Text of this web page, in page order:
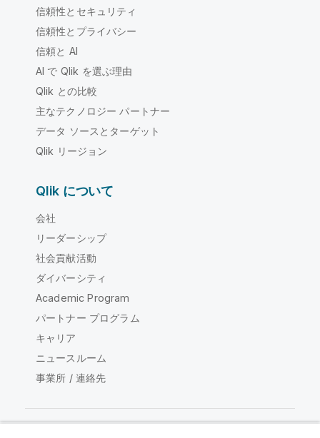
信頼性とセキュリティ
信頼性とプライバシー
信頼と AI
AI で Qlik を選ぶ理由
Qlik との比較
主なテクノロジー パートナー
データ ソースとターゲット
Qlik リージョン
Qlik について
会社
リーダーシップ
社会貢献活動
ダイバーシティ
Academic Program
パートナー プログラム
キャリア
ニュースルーム
事業所 / 連絡先